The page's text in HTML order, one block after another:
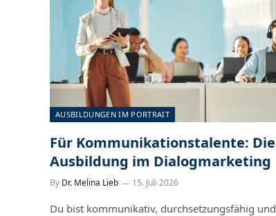
AUSBILDUNGEN IM PORTRAIT
Für Kommunikationstalente: Die
Ausbildung im Dialogmarketing
By Dr. Melina Lieb 15. Juli 2026
Du bist kommunikativ, durchsetzungsfähig und